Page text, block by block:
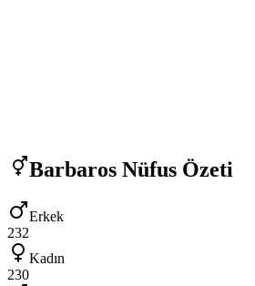
Barbaros Nüfus Özeti
Erkek
232
Kadın
230